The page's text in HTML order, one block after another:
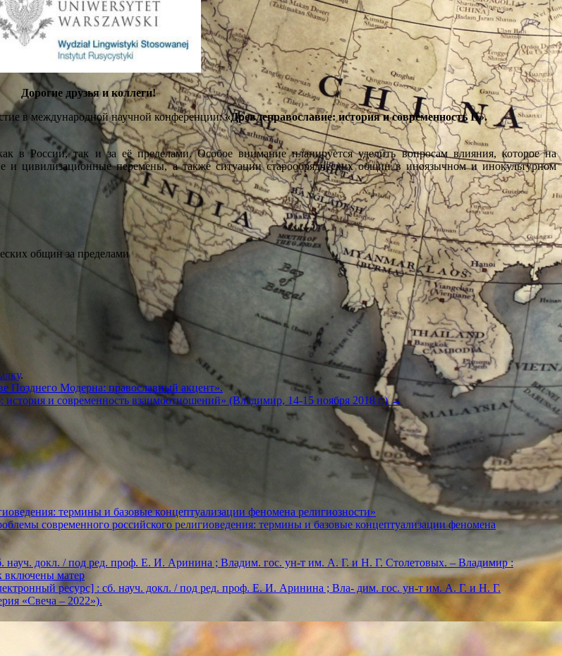
Дорогие друзья и коллеги!
в международной научной конференции:«Древлеправославие: история и современность II».
в России, так и за её пределами. Особое внимание планируется уделить вопросам влияния, которое на
и цивилизационные перемены, а также ситуации старообрядческих общин в иноязычном и инокультурном
общин за пределами
.
Позднего Модерна: православный акцент».
и современность взаимоотношений» (Владимир, 14-15 ноября 2018 г.)→
термины и базовые концептуализации феномена религиозности»
современного российского религиоведения: термины и базовые концептуализации феномена
науч. докл. / под ред. проф. Е. И. Аринина ; Владим. гос. ун-т им. А. Г. и Н. Г. Столетовых. – Владимир :
включены матер
ресурс] : сб. науч. докл. / под ред. проф. Е. И. Аринина ; Вла- дим. гос. ун-т им. А. Г. и Н. Г.
«Свеча – 2022»).